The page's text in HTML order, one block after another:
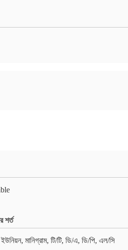
শর্ত
ইউনিয়ন, মানিগ্রাম, টি/টি, ডি/এ, ডি/পি, এল/সি